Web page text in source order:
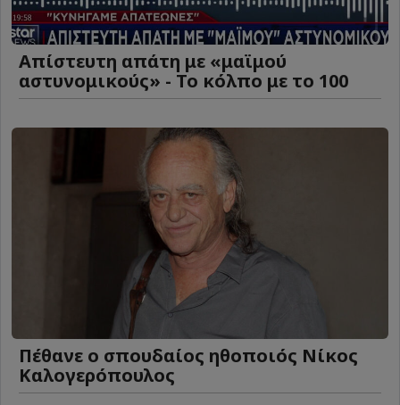
Απίστευτη απάτη με «μαϊμού
αστυνομικούς» - Το κόλπο με το 100
Πέθανε ο σπουδαίος ηθοποιός Νίκος
Καλογερόπουλος